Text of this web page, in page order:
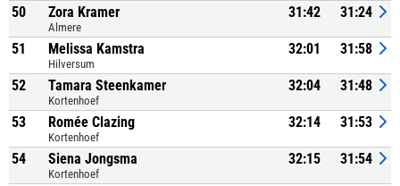
50 Zora Kramer
Almere
31:42 31:24
51 Melissa Kamstra
Hilversum
32:01 31:58
52 Tamara Steenkamer
Kortenhoef
32:04 31:48
53 Romée Clazing
Kortenhoef
32:14 31:53
54 Siena Jongsma
Kortenhoef
32:15 31:54